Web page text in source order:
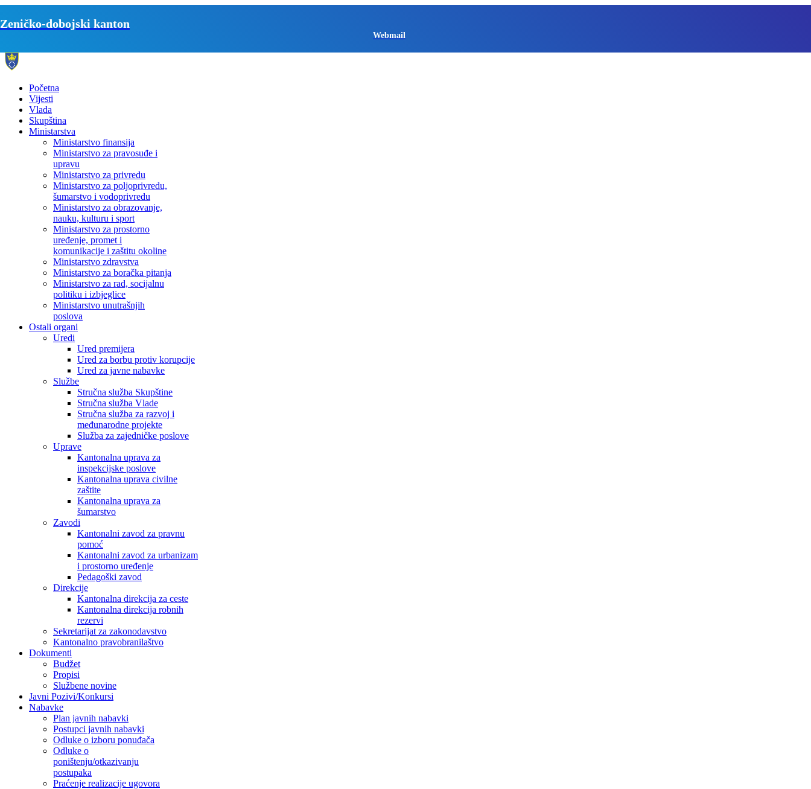
Zeničko-dobojski kanton
Webmail
Početna
Vijesti
Vlada
Skupština
Ministarstva
Ministarstvo finansija
Ministarstvo za pravosuđe i
upravu
Ministarstvo za privredu
Ministarstvo za poljoprivredu,
šumarstvo i vodoprivredu
Ministarstvo za obrazovanje,
nauku, kulturu i sport
Ministarstvo za prostorno
uređenje, promet i
komunikacije i zaštitu okoline
Ministarstvo zdravstva
Ministarstvo za boračka pitanja
Ministarstvo za rad, socijalnu
politiku i izbjeglice
Ministarstvo unutrašnjih
poslova
Ostali organi
Uredi
Ured premijera
Ured za borbu protiv korupcije
Ured za javne nabavke
Službe
Stručna služba Skupštine
Stručna služba Vlade
Stručna služba za razvoj i
međunarodne projekte
Služba za zajedničke poslove
Uprave
Kantonalna uprava za
inspekcijske poslove
Kantonalna uprava civilne
zaštite
Kantonalna uprava za
šumarstvo
Zavodi
Kantonalni zavod za pravnu
pomoć
Kantonalni zavod za urbanizam
i prostorno uređenje
Pedagoški zavod
Direkcije
Kantonalna direkcija za ceste
Kantonalna direkcija robnih
rezervi
Sekretarijat za zakonodavstvo
Kantonalno pravobranilaštvo
Dokumenti
Budžet
Propisi
Službene novine
Javni Pozivi/Konkursi
Nabavke
Plan javnih nabavki
Postupci javnih nabavki
Odluke o izboru ponuđača
Odluke o
poništenju/otkazivanju
postupaka
Praćenje realizacije ugovora